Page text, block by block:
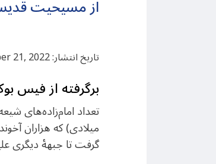
از مسیحیت
تاریخ انتشار: December 21, 2022
برگرفته از فیس
میلادی) که هزاران
گرفت تا جبهۀ دیگری